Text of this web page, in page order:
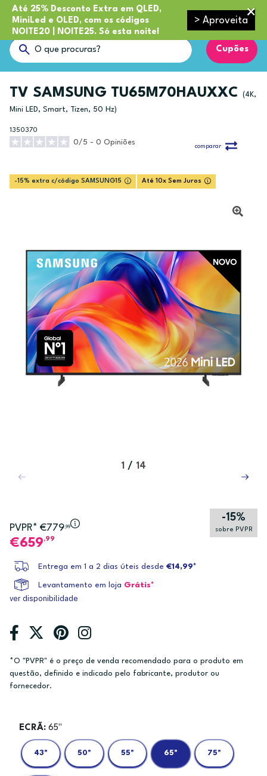
Até 25% Desconto Extra em QLED,
MiniLed e OLED, com os códigos
NOITE20 | NOITE25. Só esta noite!
> Aproveita
Cupões
TV SAMSUNG TU65M70HAUXXC
(4K,
Mini LED, Smart, Tizen, 50 Hz)
1350370
0/5 - 0 Opiniões
comparar
-15% extra c/código SAMSUNG15 Até 10x Sem Juros
1 / 14
PVPR* €779,99
-15%
sobre PVPR
659,99
Entrega em 1 a 2 dias úteis desde €14,99*
Levantamento em loja Grátis*
ver disponibilidade
*O "PVPR" é o preço de venda recomendado para o produto em
questão, definido e indicado pelo fabricante, produtor ou
fornecedor.
ECRÃ: 65"
43" 50" 55" 65" 75"